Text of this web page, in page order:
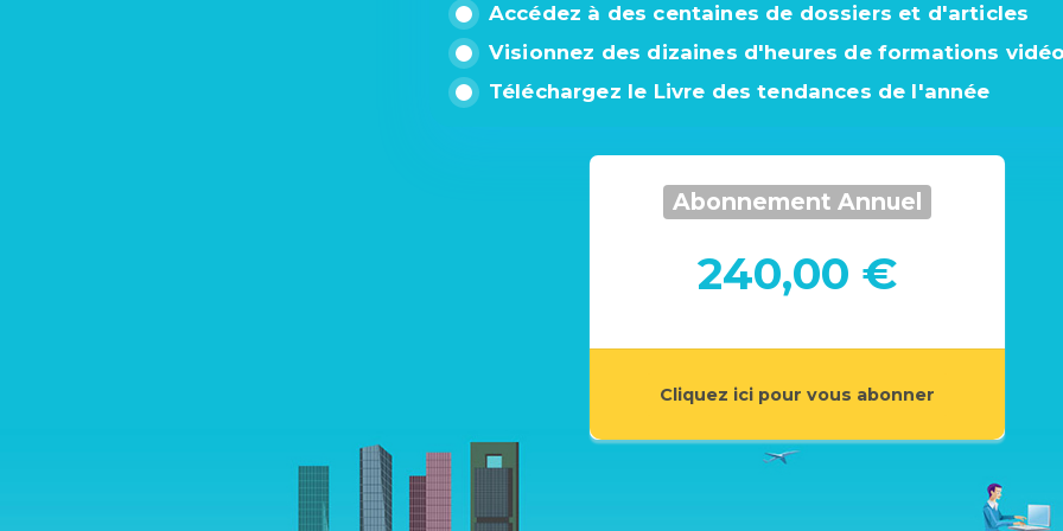
Accédez à des centaines de dossiers et d'articles
Visionnez des dizaines d'heures de formations
Téléchargez le Livre des tendances de l'année
Abonnement Annuel
240,00 €
Cliquez ici pour vous abonner